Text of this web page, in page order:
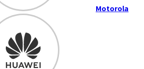
Motorola